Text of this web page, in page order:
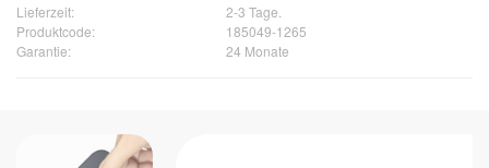
Lieferzeit:
2-3 Tage.
Produktcode:
185049-1265
Garantie:
24 Monate